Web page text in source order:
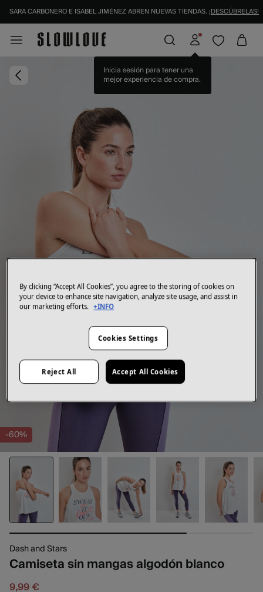
IDENTIFÍCATE COMO SOCIO Y DISFRUTA DE TODAS TUS VENTAJAS |INICIAR
-60%
Dash and Stars
Camiseta sin mangas algodón blanco
9,99 €
By clicking “Accept All Cookies”, you agree to the storing of cookies on
your device to enhance site navigation, analyze site usage, and assist in
our marketing efforts. +INFO
Cookies Settings
Reject All Accept All Cookies